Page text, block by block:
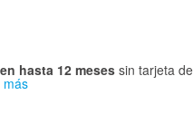
hasta 12 meses sin tarjeta
más